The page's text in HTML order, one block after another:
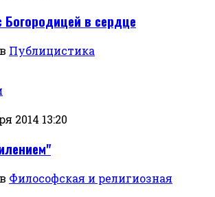
Богородицей в сердце
Публицистика
2014 13:20
Философская и религиозная